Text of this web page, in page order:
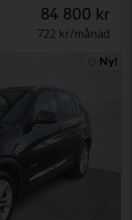
84 800 kr
722 kr/månad
Ny!